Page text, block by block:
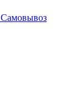
Самовывоз